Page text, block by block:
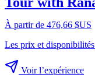
À partir de 476,66 $US
Les prix et
Voir l’expérience